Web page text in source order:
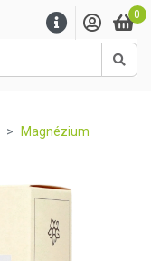
0
Magnézium